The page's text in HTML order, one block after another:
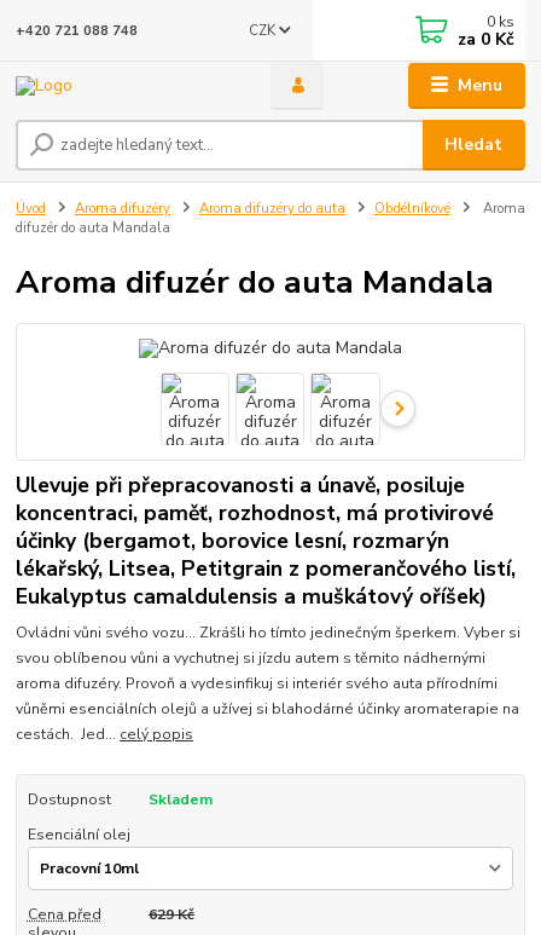
Menu
CZK
Hledat
+420 721 088 748 0 ks
za 0 Kč
Úvod Aroma difuzéry Aroma difuzéry do auta Obdélníkové
Aroma
difuzér do auta Mandala
Aroma difuzér do auta Mandala
Ulevuje při přepracovanosti a únavě, posiluje
koncentraci, paměť, rozhodnost, má protivirové
účinky (bergamot, borovice lesní, rozmarýn
lékařský, Litsea, Petitgrain z pomerančového listí,
Eukalyptus camaldulensis a muškátový oříšek)
Ovládni vůni svého vozu... Zkrášli ho tímto jedinečným šperkem. Vyber si
svou oblíbenou vůni a vychutnej si jízdu autem s těmito nádhernými
aroma difuzéry. Provoň a vydesinfikuj si interiér svého auta přírodními
vůněmi esenciálních olejů a užívej si blahodárné účinky aromaterapie na
cestách. Jed... celý popis
Dostupnost
Skladem
Esenciální olej
Cena před
629 Kč